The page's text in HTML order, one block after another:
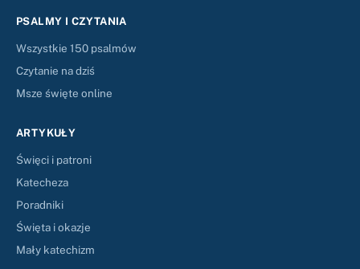
PSALMY I CZYTANIA
Wszystkie 150 psalmów
Czytanie na dziś
Msze święte online
ARTYKUŁY
Święci i patroni
Katecheza
Poradniki
Święta i okazje
Mały katechizm